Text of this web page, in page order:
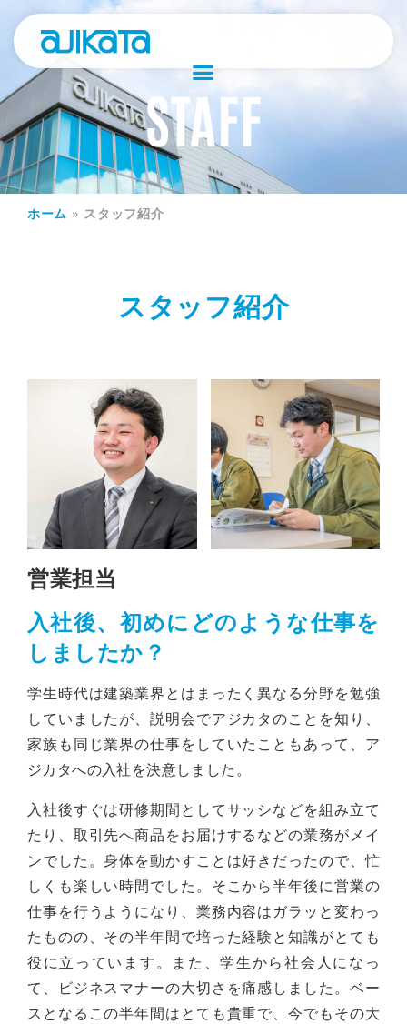
STAFF
ホーム » スタッフ紹介
スタッフ紹介
営業担当
入社後、初めにどのような仕事を
しましたか？
学生時代は建築業界とはまったく異なる分野を勉強
していましたが、説明会でアジカタのことを知り、
家族も同じ業界の仕事をしていたこともあって、ア
ジカタへの入社を決意しました。
入社後すぐは研修期間としてサッシなどを組み立て
たり、取引先へ商品をお届けするなどの業務がメイ
ンでした。身体を動かすことは好きだったので、忙
しくも楽しい時間でした。そこから半年後に営業の
仕事を行うようになり、業務内容はガラッと変わっ
たものの、その半年間で培った経験と知識がとても
役に立っています。また、学生から社会人になっ
て、ビジネスマナーの大切さを痛感しました。ベー
スとなるこの半年間はとても貴重で、今でもその大